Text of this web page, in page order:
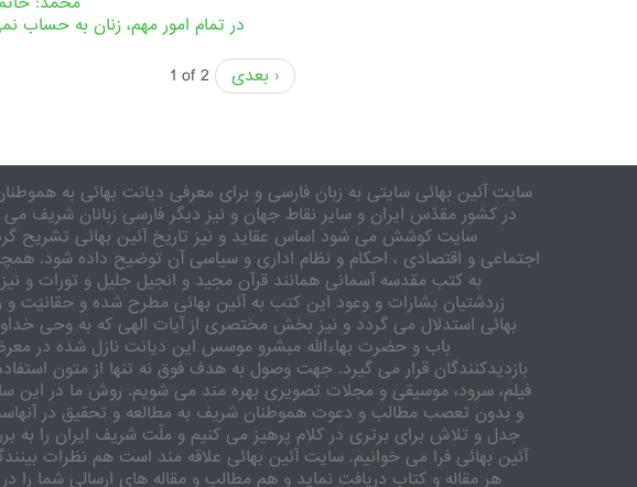
در تمام امور مهم،‌ زنان به حساب
1 of 2
بعدی ›
سایت آئین بهائی سایتی به زبان فارسی و برای معرفی دیانت بهائی به
در کشور مقدّس ایران و سایر نقاط جهان و نیز دیگر فارسی زبانان شریف می
سایت کوشش می شود اساس عقاید و نیز تاریخ آئین بهائی تشریح
اجتماعی و اقتصادی ، احکام و نظام اداری و سیاسی آن توضیح داده شود.
به کتب مقدسه آسمانی همانند قرآن مجید و انجیل جلیل و تورات و
زردشتیان بشارات و وعود این کتب به آئین بهائی مطرح شده و حقانیّت و
بهائی استدلال می گردد و نیز بخش مختصری از آیات الهی که به وحی
باب و حضرت بهاءالله مبشرو موسس این دیانت نازل شده در
بازدیدکنندگان قرار می گیرد. جهت وصول به هدف فوق نه تنها از متون
فیلم، سرود، موسیقی و مجلات تصویری بهره مند می شویم. روش ما در این
و بدون تعصب مطالب و دعوت هموطنان شریف به مطالعه و تحقیق در
جدل و تلاش برای برتری در کلام پرهیز می کنیم و ملّت شریف ایران را به
آئین بهائی فرا می خوانیم. سایت آئین بهائی علاقه مند است هم نظرات
هر مقاله و کتاب دریافت نماید و هم مطالب و مقاله های ارسالی شما را